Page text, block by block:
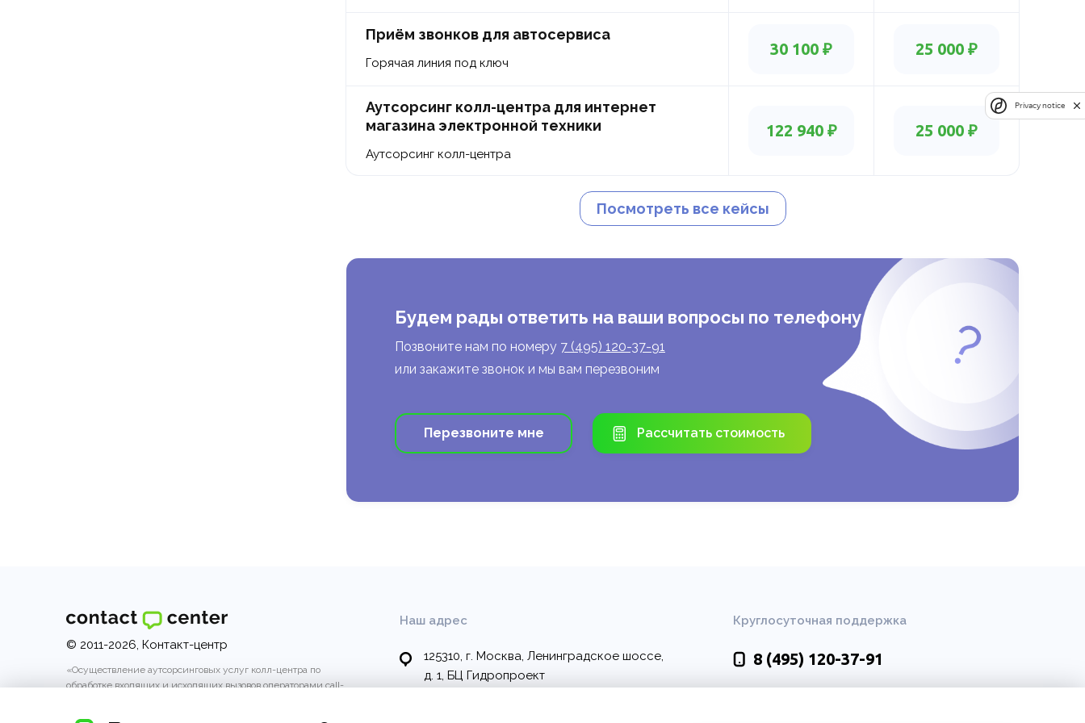
Приём звонков для автосервиса
Горячая линия под ключ
30 100 ₽ 25 000 ₽
Аутсорсинг колл-центра для интернет
магазина электронной техники
Аутсорсинг колл-центра
122 940 ₽ 25 000 ₽
Посмотреть все кейсы
Будем рады ответить на ваши вопросы по телефону
Позвоните нам по номеру 7 (495) 120-37-91
или закажите звонок и мы вам перезвоним
Перезвоните мне Рассчитать стоимость
© 2011-2026, Контакт-центр
«Осуществление аутсорсинговых услуг колл-центра по
обработке входящих и исходящих вызовов операторами call-
Наш адрес
125310, г. Москва, Ленинградское шоссе,
д. 1, БЦ Гидропроект
Круглосуточная поддержка
8 (495) 120-37-91
Privacy notice